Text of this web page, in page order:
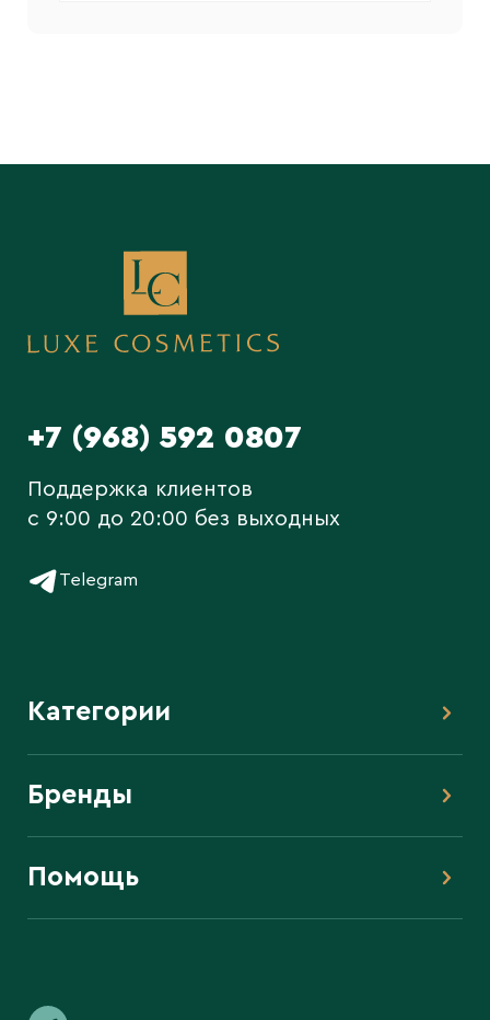
+7 (968) 592 0807
Поддержка клиентов
c 9:00 до 20:00 без выходных
Telegram
Категории
Бренды
Помощь